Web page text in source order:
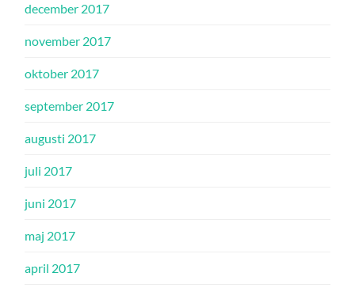
december 2017
november 2017
oktober 2017
september 2017
augusti 2017
juli 2017
juni 2017
maj 2017
april 2017